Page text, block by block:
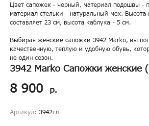
Цвет сапожек - черный, материал подошвы -
материал стельки - натуральный мех. Высота
составляет 23 см, высота каблука - 5 см.
Выбирая женские сапожки 3942 Marko, вы
качественную, теплую и удобную обувь,
не один сезон.
3942 Marko Сапожки женские
8 900 р.
Артикул: 3942гл